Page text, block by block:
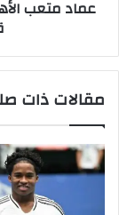
عماد متعب
مقالات ذات